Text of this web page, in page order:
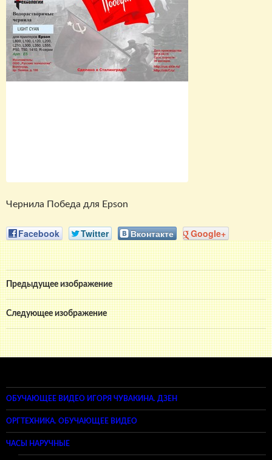
Чернила Победа для Epson
Facebook Twitter Вконтакте Google+
Предыдущее изображение
Следующее изображение
ОБУЧАЮЩЕЕ ВИДЕО ИГОРЯ ЧУВАКИНА. ДЗЕН
ОРГТЕХНИКА. ОБУЧАЮЩЕЕ ВИДЕО
ЧАСЫ НАРУЧНЫЕ